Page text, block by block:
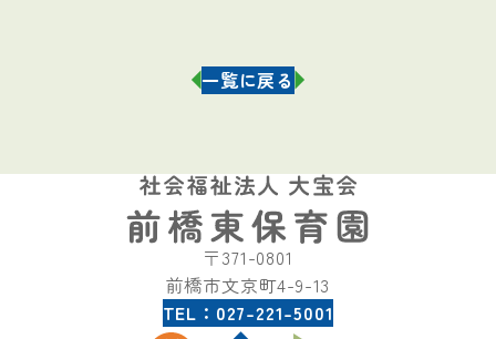
一覧に戻る
〒371-0801
前橋市文京町4-9-13
TEL：027-221-5001